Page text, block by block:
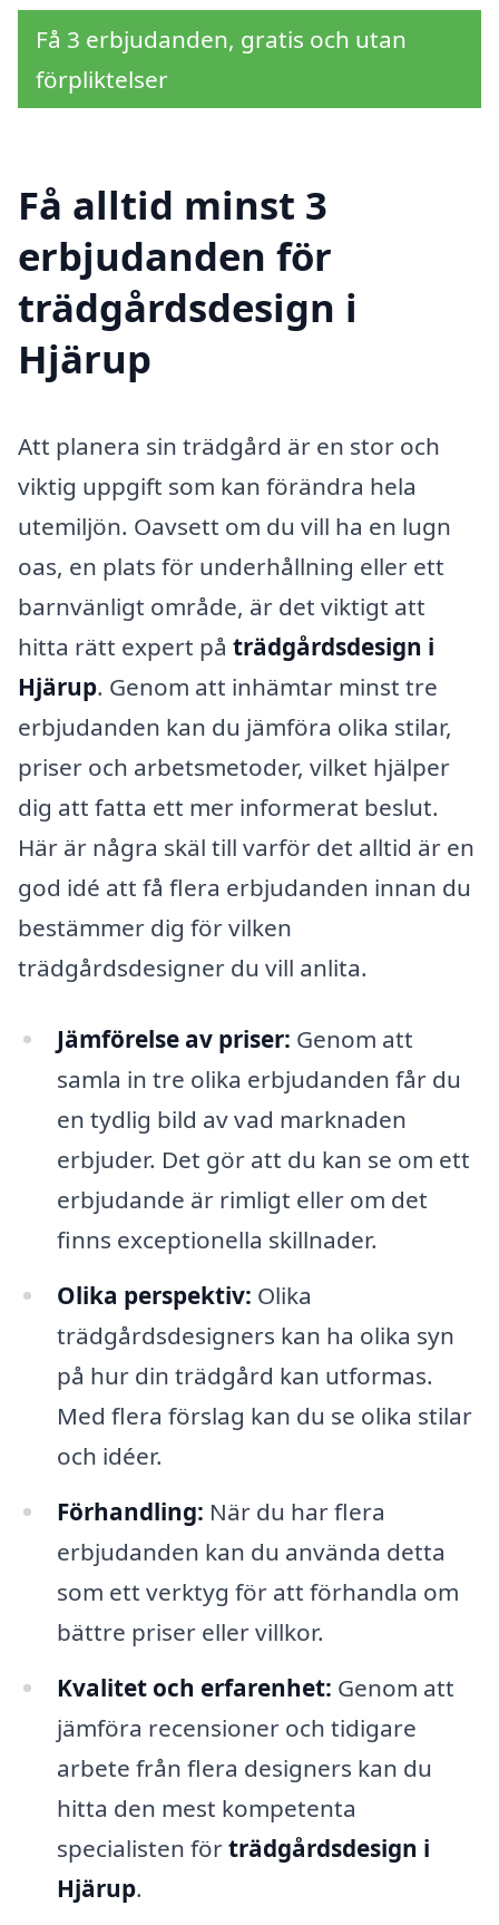
Få 3 erbjudanden, gratis och utan
förpliktelser
Få alltid minst 3
erbjudanden för
trädgårdsdesign i
Hjärup
Att planera sin trädgård är en stor och
viktig uppgift som kan förändra hela
utemiljön. Oavsett om du vill ha en lugn
oas, en plats för underhållning eller ett
barnvänligt område, är det viktigt att
hitta rätt expert på trädgårdsdesign i
Hjärup. Genom att inhämtar minst tre
erbjudanden kan du jämföra olika stilar,
priser och arbetsmetoder, vilket hjälper
dig att fatta ett mer informerat beslut.
Här är några skäl till varför det alltid är en
god idé att få flera erbjudanden innan du
bestämmer dig för vilken
trädgårdsdesigner du vill anlita.
Jämförelse av priser: Genom att
samla in tre olika erbjudanden får du
en tydlig bild av vad marknaden
erbjuder. Det gör att du kan se om ett
erbjudande är rimligt eller om det
finns exceptionella skillnader.
Olika perspektiv: Olika
trädgårdsdesigners kan ha olika syn
på hur din trädgård kan utformas.
Med flera förslag kan du se olika stilar
och idéer.
Förhandling: När du har flera
erbjudanden kan du använda detta
som ett verktyg för att förhandla om
bättre priser eller villkor.
Kvalitet och erfarenhet: Genom att
jämföra recensioner och tidigare
arbete från flera designers kan du
hitta den mest kompetenta
specialisten förträdgårdsdesign i
Hjärup.